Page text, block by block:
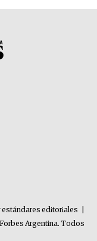
estándares editoriales
Argentina. Todos